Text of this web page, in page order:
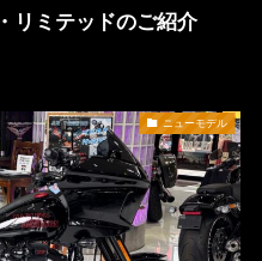
リミテッドのご紹介
ニューモデル